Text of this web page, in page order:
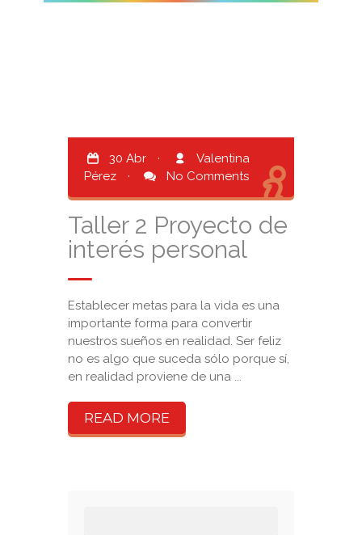
30 Abr ·
Valentina
Pérez
· No Comments
Taller 2 Proyecto de
interés personal
Establecer metas para la vida es una
importante forma para convertir
nuestros sueños en realidad. Ser feliz
no es algo que suceda sólo porque sí,
en realidad proviene de una ...
READ MORE